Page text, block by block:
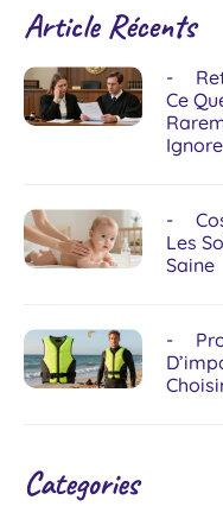
Article Récents
Ce
Les
Saine
Categories